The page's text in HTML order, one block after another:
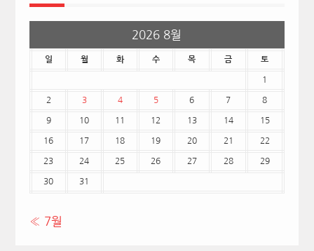
2026 8월
일 월 화 수 목 금 토
1
2 3 4 5 6 7 8
9 10 11 12 13 14 15
16 17 18 19 20 21 22
23 24 25 26 27 28 29
30 31
« 7월